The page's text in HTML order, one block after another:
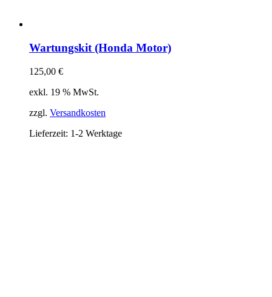
Wartungskit (Honda Motor)
125,00 €
exkl. 19 % MwSt.
zzgl. Versandkosten
Lieferzeit: 1-2 Werktage